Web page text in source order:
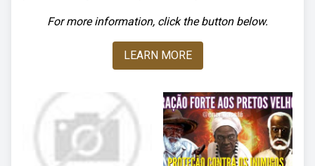
For more information, click the button below.
LEARN MORE